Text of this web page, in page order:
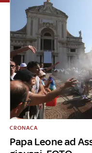
Papa Leone ad
CRONACA